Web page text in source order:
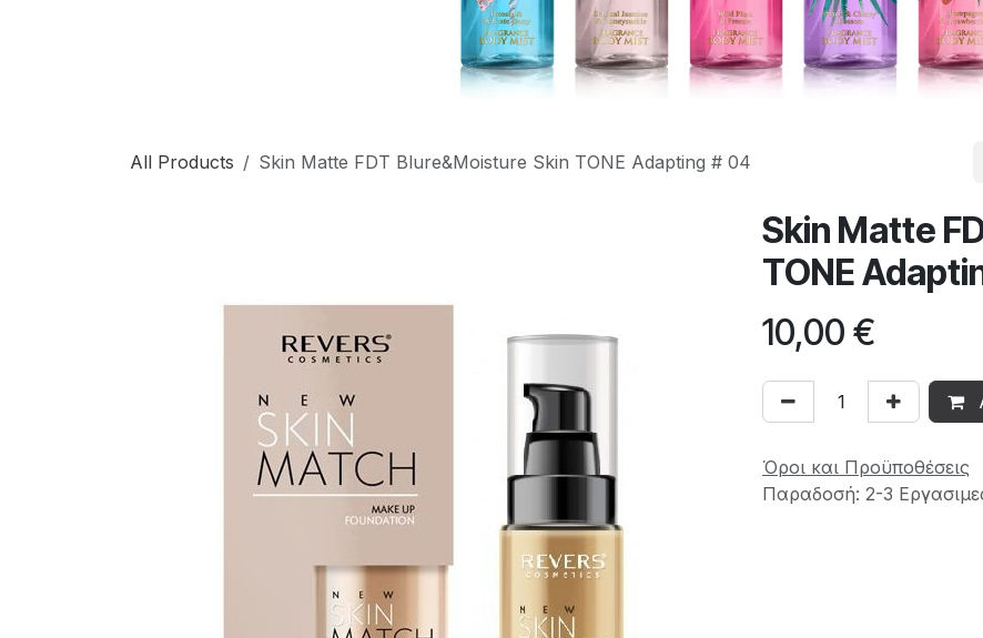
All Products Skin Matte FDT Blure&Moisture Skin TONE Adapting # 04
Skin Matte
TONE
10,00 €
Όροι και Προϋποθέσεις
Παραδοσή: 2-3